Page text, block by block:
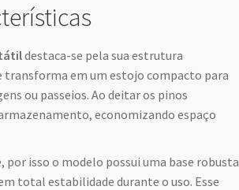
destaca-se pela sua estrutura
transforma em um estojo compacto para
ou passeios. Ao deitar os pinos
economizando espaço
por isso o modelo possui uma base robusta
total estabilidade durante o uso. Esse